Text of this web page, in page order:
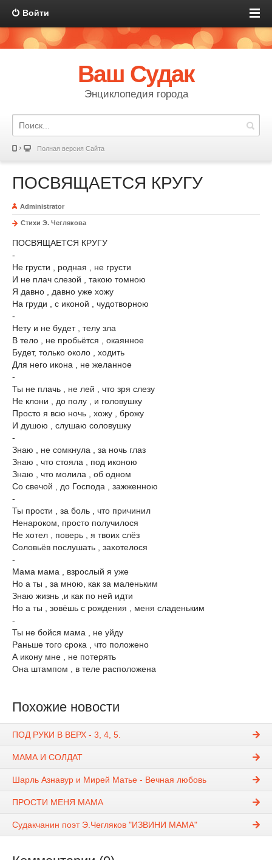
Войти
Ваш Судак
Энциклопедия города
Полная версия Сайта
ПОСВЯЩАЕТСЯ КРУГУ
Administrator
Стихи Э. Чеглякова
ПОСВЯЩАЕТСЯ КРУГУ
-
Не грусти , родная , не грусти
И не плач слезой , такою томною
Я давно , давно уже хожу
На груди , с иконой , чудотворною
-
Нету и не будет , телу зла
В тело , не пробьётся , окаянное
Будет, только около , ходить
Для него икона , не желанное
-
Ты не плачь , не лей , что зря слезу
Не клони , до полу , и головушку
Просто я всю ночь , хожу , брожу
И душою , слушаю соловушку
-
Знаю , не сомкнула , за ночь глаз
Знаю , что стояла , под иконою
Знаю , что молила , об одном
Со свечой , до Господа , зажженною
-
Ты прости , за боль , что причинил
Ненароком, просто получилося
Не хотел , поверь , я твоих слёз
Соловьёв послушать , захотелося
-
Мама мама , взрослый я уже
Но а ты , за мною, как за маленьким
Знаю жизнь ,и как по ней идти
Но а ты , зовёшь с рождения , меня сладеньким
-
Ты не бойся мама , не уйду
Раньше того срока , что положено
А икону мне , не потерять
Она штампом , в теле ​расположена
Похожие новости
ПОД РУКИ В ВЕРХ - 3, 4, 5.
МАМА И СОЛДАТ
Шарль Азнавур и Мирей Матье - Вечная любовь
ПРОСТИ МЕНЯ МАМА
Судакчанин поэт Э.Чегляков "ИЗВИНИ МАМА"